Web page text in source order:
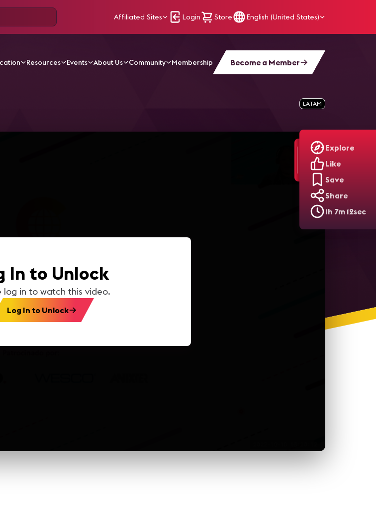
Affiliated Sites Login Store English (United States)
Resources Events About Us Community Membership Become a Member
Explore
Like
Save
Share
1h 7m 12sec
LATAM
In to Unlock
log in to watch this video.
Log In to Unlock